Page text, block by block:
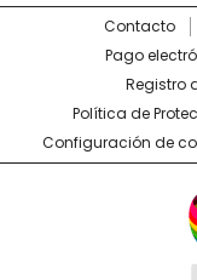
Contacto
Pago
Registro
Política de
Configuración de